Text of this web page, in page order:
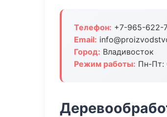
Телефон: +7-965-622-
Email:
Город: Владивосток
Режим работы: Пн-Пт: